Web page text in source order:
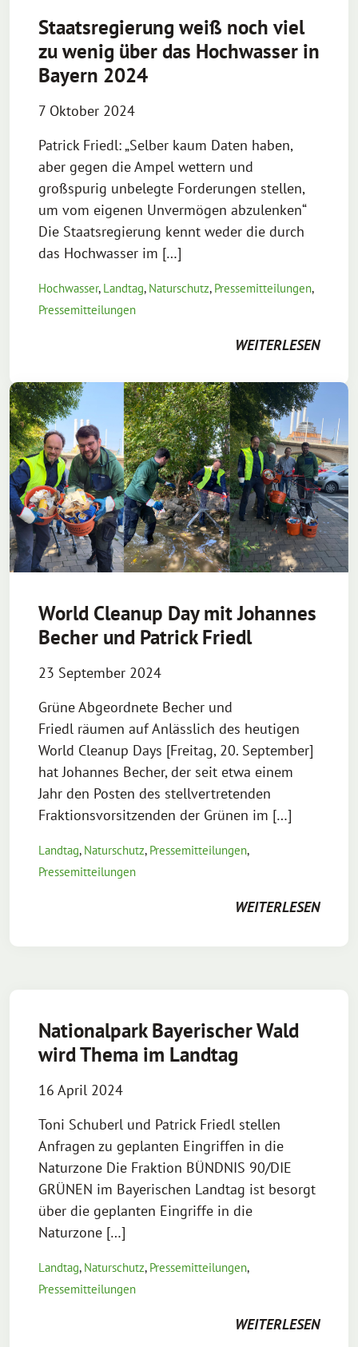
Staatsregierung weiß noch viel
zu wenig über das Hochwasser in
Bayern 2024
7 Oktober 2024
Patrick Friedl: „Selber kaum Daten haben,
aber gegen die Ampel wettern und
großspurig unbelegte Forderungen stellen,
um vom eigenen Unvermögen abzulenken“
Die Staatsregierung kennt weder die durch
das Hochwasser im […]
Hochwasser, Landtag, Naturschutz, Pressemitteilungen,
Pressemitteilungen
WEITERLESEN
World Cleanup Day mit Johannes
Becher und Patrick Friedl
23 September 2024
Grüne Abgeordnete Becher und
Friedl räumen auf Anlässlich des heutigen
World Cleanup Days [Freitag, 20. September]
hat Johannes Becher, der seit etwa einem
Jahr den Posten des stellvertretenden
Fraktionsvorsitzenden der Grünen im […]
Landtag, Naturschutz, Pressemitteilungen,
Pressemitteilungen
WEITERLESEN
Nationalpark Bayerischer Wald
wird Thema im Landtag
16 April 2024
Toni Schuberl und Patrick Friedl stellen
Anfragen zu geplanten Eingriffen in die
Naturzone Die Fraktion BÜNDNIS 90/DIE
GRÜNEN im Bayerischen Landtag ist besorgt
über die geplanten Eingriffe in die
Naturzone […]
Landtag, Naturschutz, Pressemitteilungen,
Pressemitteilungen
WEITERLESEN